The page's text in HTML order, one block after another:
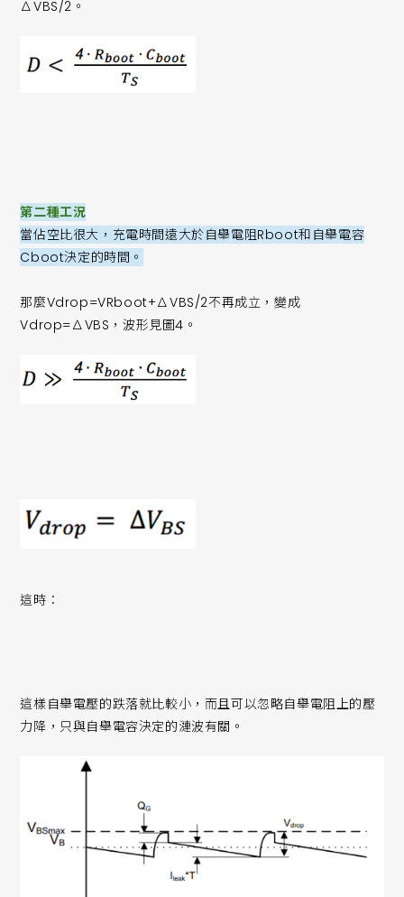
∆VBS/2。
第二種工況
當佔空比很大，充電時間遠大於自舉電阻Rboot和自舉電容
Cboot決定的時間。
那麼Vdrop=VRboot+∆VBS/2不再成立，變成
Vdrop=∆VBS，波形見圖4。
這時：
這樣自舉電壓的跌落就比較小，而且可以忽略自舉電阻上的壓
力降，只與自舉電容決定的漣波有關。